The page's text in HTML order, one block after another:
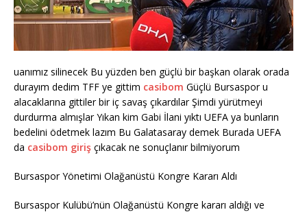
uanımız silinecek Bu yüzden ben güçlü bir başkan olarak orada
durayım dedim TFF ye gittim casibom Güçlü Bursaspor u
alacaklarına gittiler bir iç savaş çıkardılar Şimdi yürütmeyi
durdurma almışlar Yıkan kim Gabi İlani yıktı UEFA ya bunların
bedelini ödetmek lazım Bu Galatasaray demek Burada UEFA
da casibom giriş çıkacak ne sonuçlanır bilmiyorum
Bursaspor Yönetimi Olağanüstü Kongre Kararı Aldı
Bursaspor Kulübü’nün Olağanüstü Kongre kararı aldığı ve